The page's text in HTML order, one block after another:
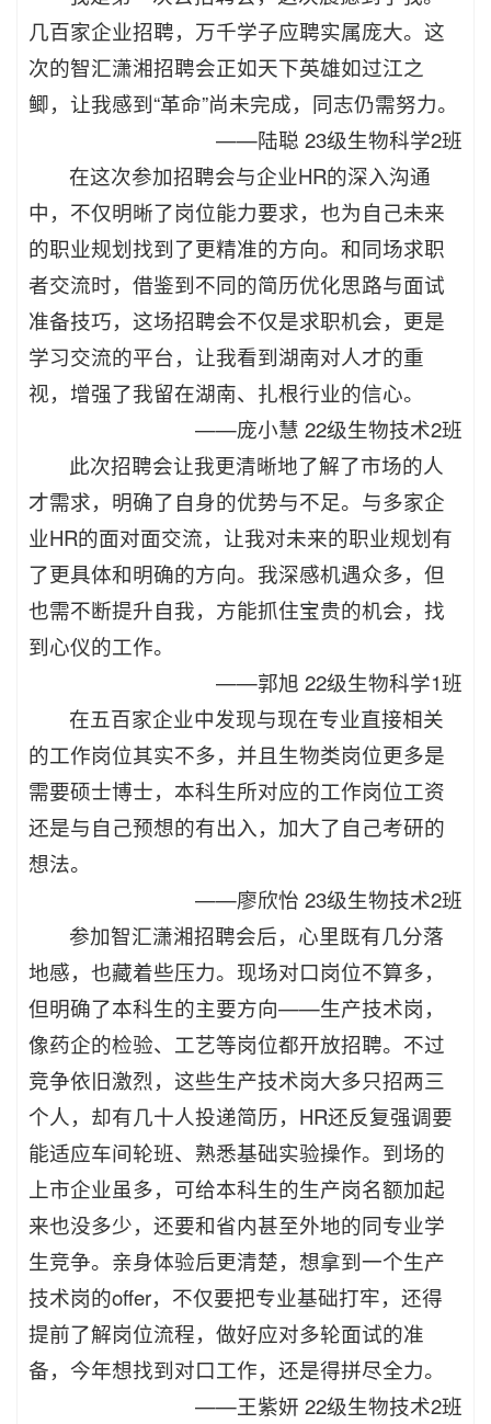
几百家企业招聘，万千学子应聘实属庞大。这
次的智汇潇湘招聘会正如天下英雄如过江之
鲫，让我感到“革命”尚未完成，同志仍需努力。
——陆聪 23级生物科学2班
在这次参加招聘会与企业HR的深入沟通
中，不仅明晰了岗位能力要求，也为自己未来
的职业规划找到了更精准的方向。和同场求职
者交流时，借鉴到不同的简历优化思路与面试
准备技巧，这场招聘会不仅是求职机会，更是
学习交流的平台，让我看到湖南对人才的重
视，增强了我留在湖南、扎根行业的信心。
——庞小慧 22级生物技术2班
此次招聘会让我更清晰地了解了市场的人
才需求，明确了自身的优势与不足。与多家企
业HR的面对面交流，让我对未来的职业规划有
了更具体和明确的方向。我深感机遇众多，但
也需不断提升自我，方能抓住宝贵的机会，找
到心仪的工作。
——郭旭 22级生物科学1班
在五百家企业中发现与现在专业直接相关
的工作岗位其实不多，并且生物类岗位更多是
需要硕士博士，本科生所对应的工作岗位工资
还是与自己预想的有出入，加大了自己考研的
想法。
——廖欣怡 23级生物技术2班
参加智汇潇湘招聘会后，心里既有几分落
地感，也藏着些压力。现场对口岗位不算多，
但明确了本科生的主要方向——生产技术岗，
像药企的检验、工艺等岗位都开放招聘。不过
竞争依旧激烈，这些生产技术岗大多只招两三
个人，却有几十人投递简历，HR还反复强调要
能适应车间轮班、熟悉基础实验操作。到场的
上市企业虽多，可给本科生的生产岗名额加起
来也没多少，还要和省内甚至外地的同专业学
生竞争。亲身体验后更清楚，想拿到一个生产
技术岗的offer，不仅要把专业基础打牢，还得
提前了解岗位流程，做好应对多轮面试的准
备，今年想找到对口工作，还是得拼尽全力。
——王紫妍 22级生物技术2班